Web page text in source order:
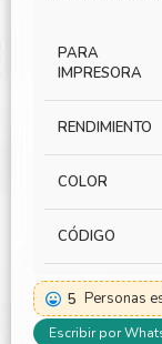
PARA
IMPRESORA
RENDIMIENTO
COLOR
CÓDIGO
5 Personas
Escribir por